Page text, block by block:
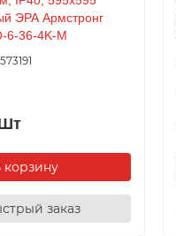
ЭРА Армстронг
6-36-4K-M
корзину
заказ